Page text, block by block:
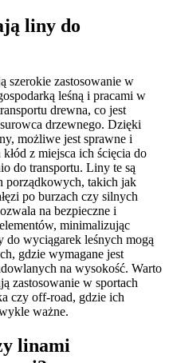
liny do
szerokie zastosowanie w
leśną i pracami w
drewna, co jest
drzewnego. Dzięki
możliwe jest sprawne i
z miejsca ich ścięcia do
do transportu. Liny te są
porządkowych, takich jak
po burzach czy silnych
na bezpieczne i
minimalizując
wyciągarek leśnych mogą
gdzie wymagane jest
na wysokość. Warto
zastosowanie w sportach
czy off-road, gdzie ich
ważne.
linami